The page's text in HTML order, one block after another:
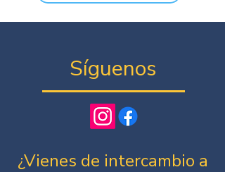
Síguenos
¿Vienes de intercambio a